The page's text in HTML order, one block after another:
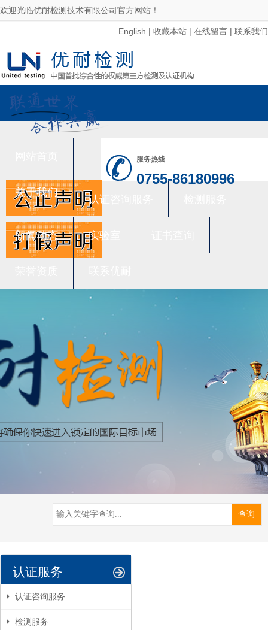
欢迎光临优耐检测技术有限公司官方网站！
English | 收藏本站 | 在线留言 | 联系我们
服务热线
0755-86180996
关于我们
认证咨询服务
新闻动态 实验室
认证服务
认证咨询服务
检测服务